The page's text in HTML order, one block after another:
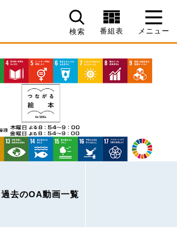
検索 番組表 メニュー
過去のOA動画一覧